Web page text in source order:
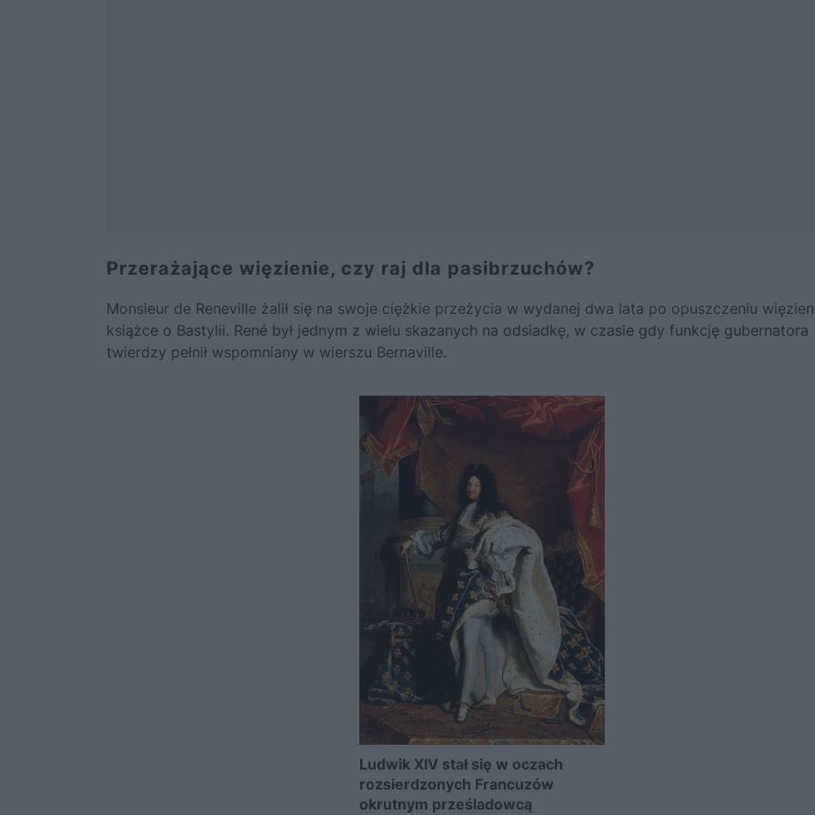
Przerażające więzienie, czy raj dla pasibrzuchów?
Monsieur de Reneville żalił się na swoje ciężkie przeżycia w wydanej dwa lata po opuszczeniu
książce o Bastylii. René był jednym z wielu skazanych na odsiadkę, w czasie gdy funkcję gubernatora
twierdzy pełnił wspomniany w wierszu Bernaville.
Ludwik XIV stał się w oczach
rozsierdzonych Francuzów
okrutnym prześladowcą